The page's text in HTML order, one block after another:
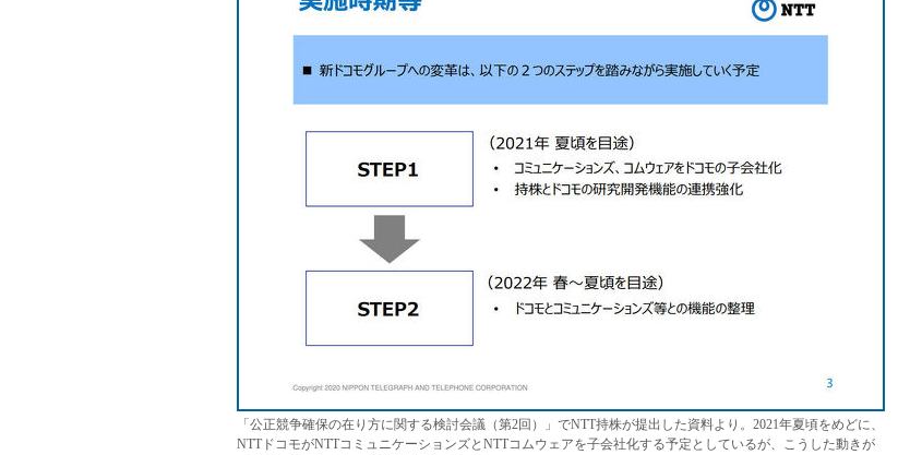
「公正競争確保の在り方に関する検討会議（第2回）」でNTT持株が提出した資料より。2021年夏頃をめどに、
NTTドコモがNTTコミュニケーションズとNTTコムウェアを子会社化する予定としているが、こうした動きが